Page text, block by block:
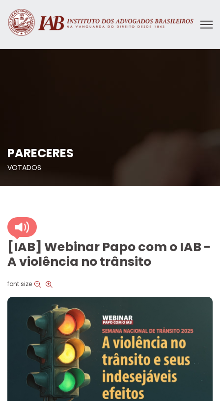
PARECERES
VOTADOS
[IAB] Webinar Papo com o IAB -
A violência no trânsito
font size